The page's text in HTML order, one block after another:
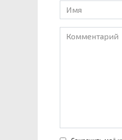
Имя
*
Комментарий